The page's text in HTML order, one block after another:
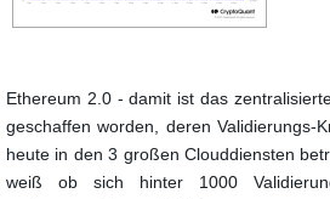
Ethereum 2.0 - damit ist das
geschaffen worden, deren Validierungs-
heute in den 3 großen Clouddiensten
weiß ob sich hinter 1000